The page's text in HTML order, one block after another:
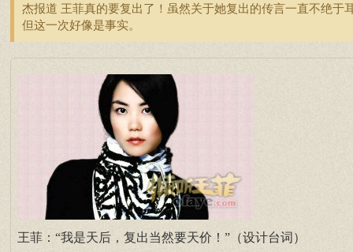
杰报道 王菲真的要复出了！虽然关于她复出的传言一直不绝于
但这一次好像是事实。
王菲：“我是天后，复出当然要天价！”（设计台词）